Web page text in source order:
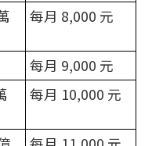
每月 8,000 元
每月 9,000 元
每月 10,000 元